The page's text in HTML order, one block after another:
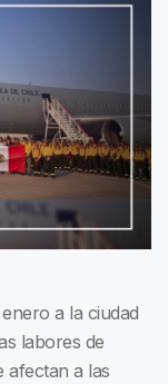
a la ciudad
labores de
afectan a las